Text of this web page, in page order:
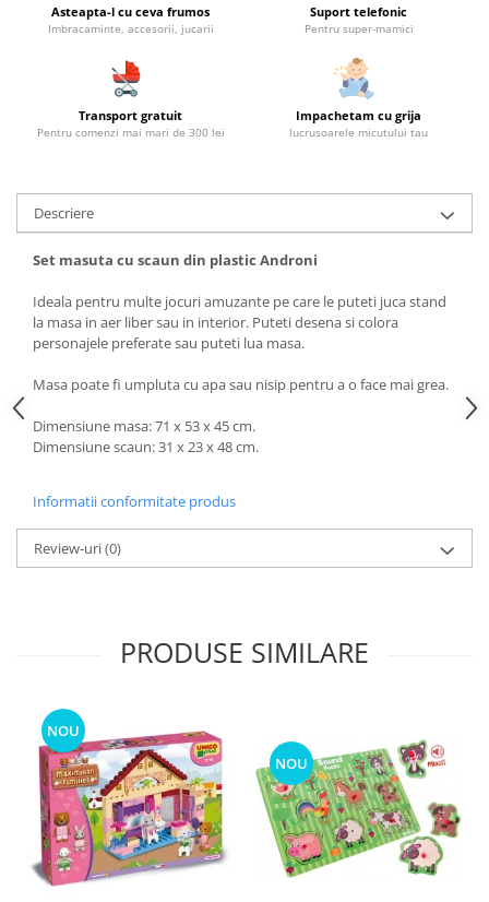
Asteapta-l cu ceva frumos
Imbracaminte, accesorii, jucarii
Suport telefonic
Pentru super-mamici
Transport gratuit
Pentru comenzi mai mari de 300 lei
Impachetam cu grija
lucrusoarele micutului tau
Descriere
Set masuta cu scaun din plastic Androni
Ideala pentru multe jocuri amuzante pe care le puteti juca stand
la masa in aer liber sau in interior. Puteti desena si colora
personajele preferate sau puteti lua masa.
Masa poate fi umpluta cu apa sau nisip pentru a o face mai grea.
Dimensiune masa: 71 x 53 x 45 cm.
Dimensiune scaun: 31 x 23 x 48 cm.
Informatii conformitate produs
Review-uri(0)
PRODUSE SIMILARE
NOU
NOU